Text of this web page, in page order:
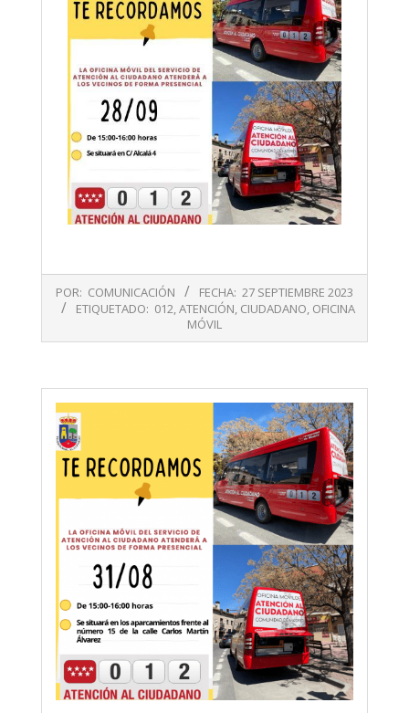
09-
POR: COMUNICACIÓN FECHA: 27 SEPTIEMBRE 2023
ETIQUETADO: 012,ATENCIÓN, CIUDADANO, OFICINA
MÓVIL